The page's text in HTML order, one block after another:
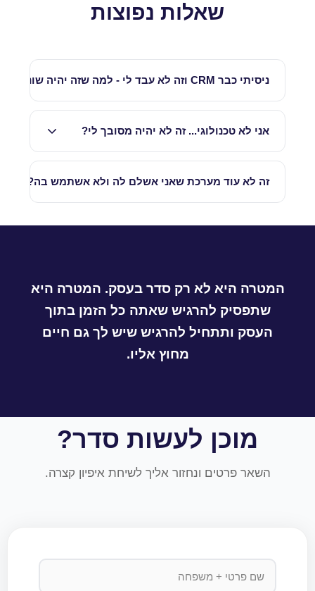
שאלות נפוצות
ניסיתי כבר CRM וזה לא עבד לי - למה שזה יהיה שונה?
פשוט לא התאימה לאיך שהעסק שלך עובד. כאן
מתחילים ממה שקורה אצלך ביום־יום, ורק אז בונים
אני לא טכנולוגי... זה לא יהיה מסובך לי?
תעבוד בשבילה. אנחנו בונים משהו פשוט וברור,
שמתאים לאיך שאתה עובד ביום־יום ולא דורש ממך
להיות טכנולוגי.
זה לא עוד מערכת שאני אשלם לה ולא אשתמש בה?
המטרה היא לא רק סדר בעסק. המטרה היא
שתפסיק להרגיש שאתה כל הזמן בתוך
העסק ותתחיל להרגיש שיש לך גם חיים
מחוץ אליו.
מוכן לעשות סדר?
השאר פרטים ונחזור אליך לשיחת איפיון קצרה.